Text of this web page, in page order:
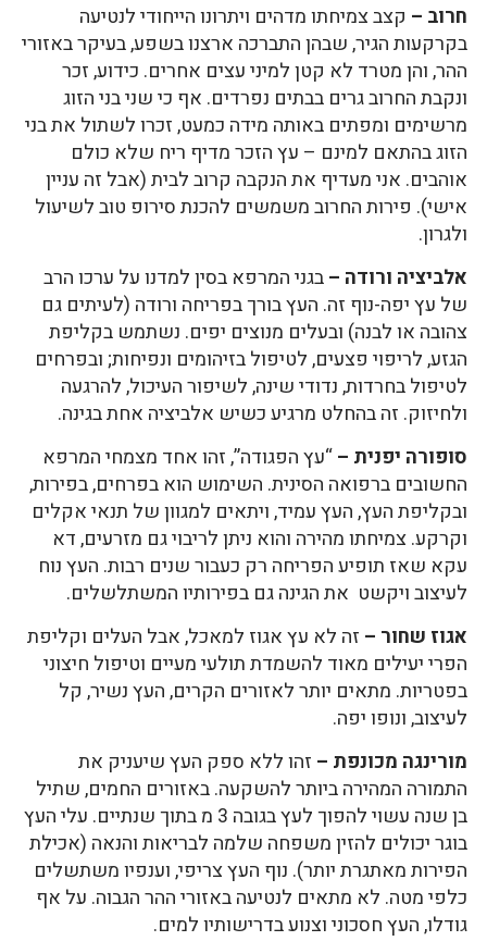
חרוב – קצב צמיחתו מדהים ויתרונו הייחודי לנטיעה
בקרקעות הגיר, שבהן התברכה ארצנו בשפע, בעיקר באזורי
ההר, והן מטרד לא קטן למיני עצים אחרים. כידוע, זכר
ונקבת החרוב גרים בבתים נפרדים. אף כי שני בני הזוג
מרשימים ומפתים באותה מידה כמעט, זכרו לשתול את בני
הזוג בהתאם למינם – עץ הזכר מדיף ריח שלא כולם
אוהבים. אני מעדיף את הנקבה קרוב לבית (אבל זה עניין
אישי). פירות החרוב משמשים להכנת סירופ טוב לשיעול
ולגרון.
אלביציה ורודה –בגני המרפא בסין למדנו על ערכו הרב
של עץ יפה-נוף זה. העץ בורך בפריחה ורודה (לעיתים גם
צהובה או לבנה) ובעלים מנוצים יפים. נשתמש בקליפת
הגזע, לריפוי פצעים, לטיפול בזיהומים ונפיחות; ובפרחים
לטיפול בחרדות, נדודי שינה, לשיפור העיכול, להרגעה
ולחיזוק. זה בהחלט מרגיע כשיש אלביציה אחת בגינה.
סופורה יפנית –“עץ הפגודה”, זהו אחד מצמחי המרפא
החשובים ברפואה הסינית. השימוש הוא בפרחים, בפירות,
ובקליפת העץ, העץ עמיד, ויתאים למגוון של תנאי אקלים
וקרקע. צמיחתו מהירה והוא ניתן לריבוי גם מזרעים, דא
עקא שאז תופיע הפריחה רק כעבור שנים רבות. העץ נוח
לעיצוב ויקשט את הגינה גם בפירותיו המשתלשלים.
אגוז שחור – זה לא עץ אגוז למאכל, אבל העלים וקליפת
הפרי יעילים מאוד להשמדת תולעי מעיים וטיפול חיצוני
בפטריות. מתאים יותר לאזורים הקרים, העץ נשיר, קל
לעיצוב, ונופו יפה.
מורינגה מכונפת – זהו ללא ספק העץ שיעניק את
התמורה המהירה ביותר להשקעה. באזורים החמים, שתיל
בן שנה עשוי להפוך לעץ בגובה 3 מ בתוך שנתיים. עלי העץ
בוגר יכולים להזין משפחה שלמה לבריאות והנאה (אכילת
הפירות מאתגרת יותר). נוף העץ צריפי, וענפיו משתשלים
כלפי מטה. לא מתאים לנטיעה באזורי ההר הגבוה. על אף
גודלו, העץ חסכוני וצנוע בדרישותיו למים.